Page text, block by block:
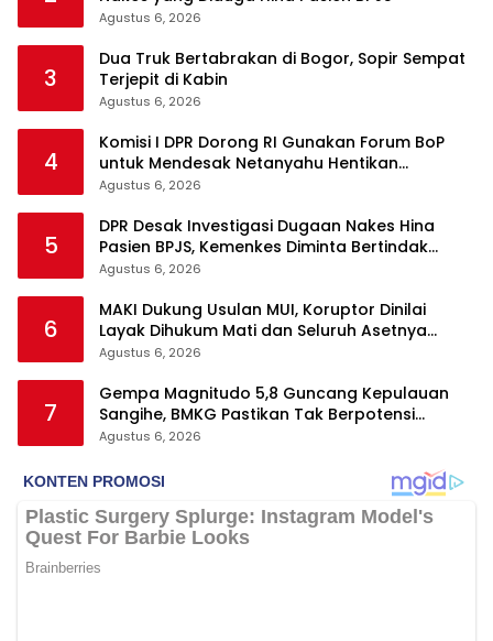
Agustus 6, 2026
3
Dua Truk Bertabrakan di Bogor, Sopir Sempat
Terjepit di Kabin
Agustus 6, 2026
4
Komisi I DPR Dorong RI Gunakan Forum BoP
untuk Mendesak Netanyahu Hentikan
Serangan ke Gaza
Agustus 6, 2026
5
DPR Desak Investigasi Dugaan Nakes Hina
Pasien BPJS, Kemenkes Diminta Bertindak
Tegas
Agustus 6, 2026
6
MAKI Dukung Usulan MUI, Koruptor Dinilai
Layak Dihukum Mati dan Seluruh Asetnya
Dirampas
Agustus 6, 2026
7
Gempa Magnitudo 5,8 Guncang Kepulauan
Sangihe, BMKG Pastikan Tak Berpotensi
Tsunami
Agustus 6, 2026